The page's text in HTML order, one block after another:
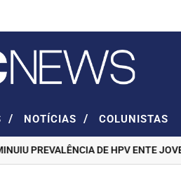
/ NOTÍCIAS / COLUNISTAS
PREVALÊNCIA DE HPV ENTE JOVENS